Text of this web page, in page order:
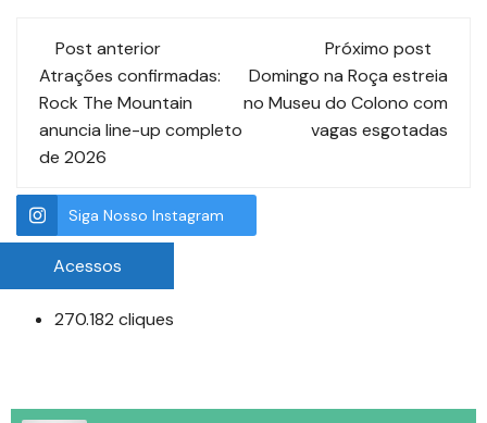
Post anterior
Atrações confirmadas:
Rock The Mountain
anuncia line-up completo
de 2026
Próximo post
Domingo na Roça estreia
no Museu do Colono com
vagas esgotadas
Siga Nosso Instagram
Acessos
270.182 cliques